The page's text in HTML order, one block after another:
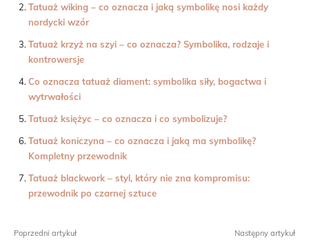
Tatuaż wiking – co oznacza i jaką symbolikę nosi każdy
nordycki wzór
Tatuaż krzyż na szyi – co oznacza? Symbolika, rodzaje i
kontrowersje
Co oznacza tatuaż diament: symbolika siły, bogactwa i
wytrwałości
Tatuaż księżyc – co oznacza i co symbolizuje?
Tatuaż koniczyna – co oznacza i jaką ma symbolikę?
Kompletny przewodnik
Tatuaż blackwork – styl, który nie zna kompromisu:
przewodnik po czarnej sztuce
Poprzedni artykuł Następny artykuł